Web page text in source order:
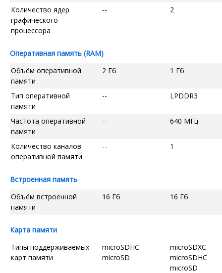
Количество ядер
графического
процессора
-- 2
Оперативная память (RAM)
Объём оперативной
памяти
2 Гб 1 Гб
Тип оперативной
памяти
-- LPDDR3
Частота оперативной
памяти
-- 640 МГц
Количество каналов
оперативной памяти
-- 1
Встроенная память
Объём встроенной
памяти
16 Гб 16 Гб
Карта памяти
Типы поддерживаемых
карт памяти
microSDHC
microSD
microSDXC
microSDHC
microSD